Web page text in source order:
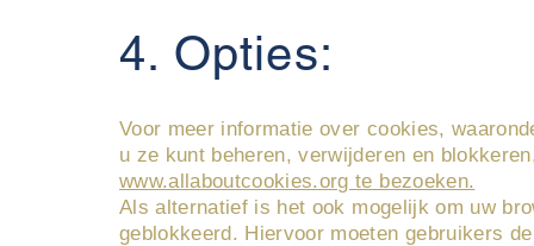
4. Opties:
Voor meer informatie over cookies,
u ze kunt beheren, verwijderen en
www.allaboutcookies.org te bezoeken.
Als alternatief is het ook mogelijk om uw
geblokkeerd. Hiervoor moeten gebruikers